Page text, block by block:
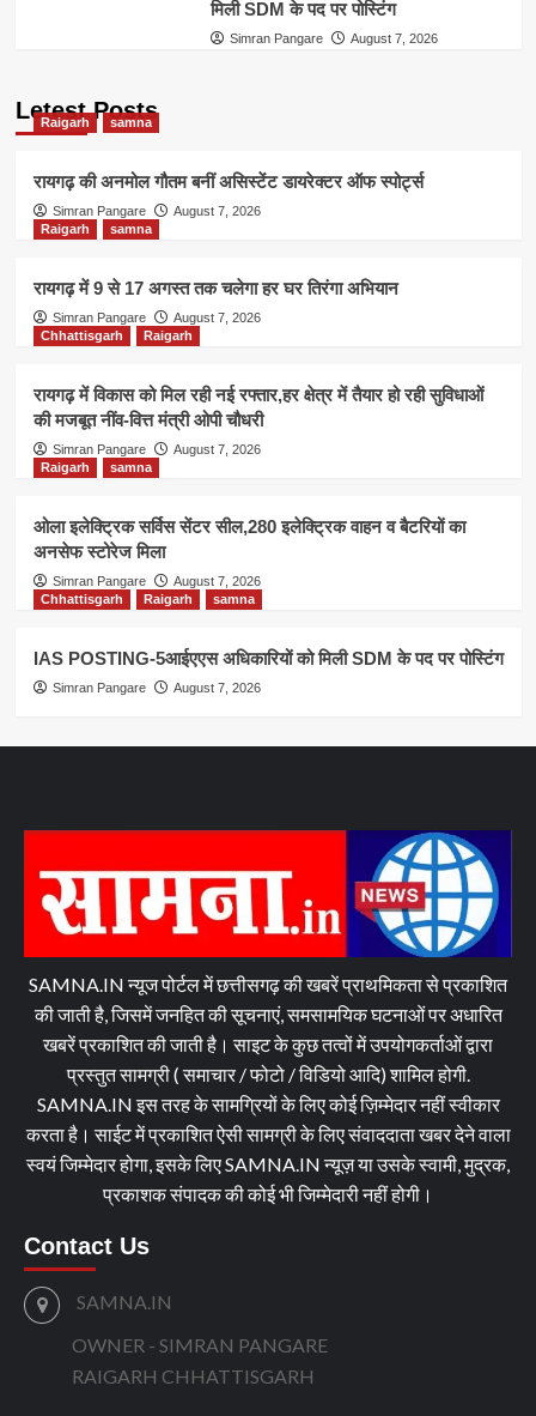
मिली SDM के पद पर पोस्टिंग
Simran Pangare August 7, 2026
Letest Posts
Raigarh samna
रायगढ़ की अनमोल गौतम बनीं असिस्टेंट डायरेक्टर ऑफ स्पोर्ट्स
Simran Pangare
August 7, 2026
Raigarh
samna
रायगढ़ में 9 से 17 अगस्त तक चलेगा हर घर तिरंगा अभियान
Simran Pangare
August 7, 2026
Chhattisgarh
Raigarh
रायगढ़ में विकास को मिल रही नई रफ्तार,हर क्षेत्र में तैयार हो रही सुविधाओं
की मजबूत नींव-वित्त मंत्री ओपी चौधरी
Simran Pangare
August 7, 2026
Raigarh
samna
ओला इलेक्ट्रिक सर्विस सेंटर सील,280 इलेक्ट्रिक वाहन व बैटरियों का
अनसेफ स्टोरेज मिला
Simran Pangare
August 7, 2026
Chhattisgarh
Raigarh samna
IAS POSTING-5आईएएस अधिकारियों को मिली SDM के पद पर पोस्टिंग
Simran Pangare August 7, 2026
SAMNA.IN न्यूज पोर्टल में छत्तीसगढ़ की खबरें प्राथमिकता से प्रकाशित
की जाती है, जिसमें जनहित की सूचनाएं, समसामयिक घटनाओं पर अधारित
खबरें प्रकाशित की जाती है। साइट के कुछ तत्वों में उपयोगकर्ताओं द्वारा
प्रस्तुत सामग्री ( समाचार / फोटो / विडियो आदि) शामिल होगी.
SAMNA.IN इस तरह के सामग्रियों के लिए कोई ज़िम्मेदार नहीं स्वीकार
करता है। साईट में प्रकाशित ऐसी सामग्री के लिए संवाददाता खबर देने वाला
स्वयं जिम्मेदार होगा, इसके लिए SAMNA.IN न्यूज़ या उसके स्वामी, मुद्रक,
प्रकाशक संपादक की कोई भी जिम्मेदारी नहीं होगी।
Contact Us
SAMNA.IN
OWNER - SIMRAN PANGARE
RAIGARH CHHATTISGARH